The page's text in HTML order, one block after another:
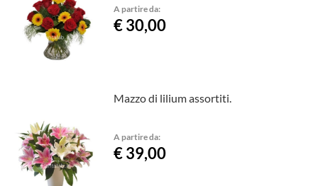
A partire da:
€ 30,00
Mazzo di lilium assortiti.
A partire da:
€ 39,00